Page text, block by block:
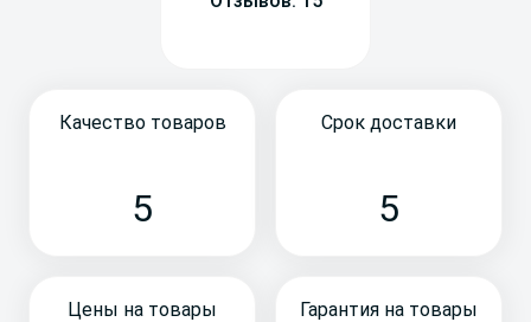
Качество товаров
5
Срок доставки
5
Цены на товары Гарантия на товары